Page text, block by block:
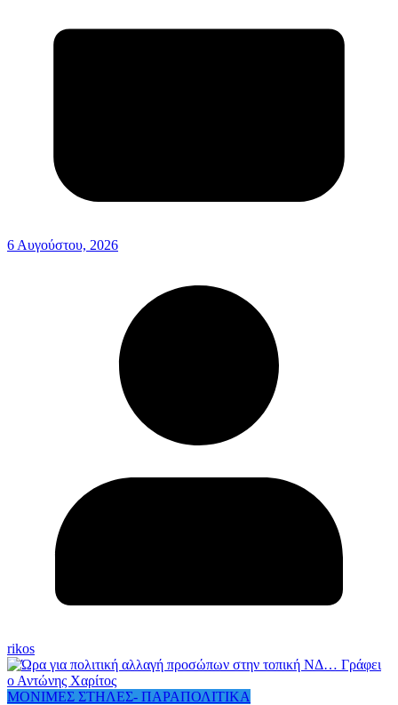
6 Αυγούστου, 2026
rikos
ΜΟΝΙΜΕΣ ΣΤΗΛΕΣ- ΠΑΡΑΠΟΛΙΤΙΚΑ